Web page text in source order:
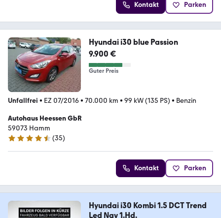
Kontakt Parken
Hyundai i30 blue Passion
9.900 €
Guter Preis
Unfallfrei • EZ 07/2016• 70.000 km • 99 kW (135 PS) • Benzin
Autohaus Heessen GbR
59073 Hamm
4.4 Sterne
(35)
Kontakt Parken
Hyundai i30 Kombi 1.5 DCT Trend
Led Nav 1.Hd.